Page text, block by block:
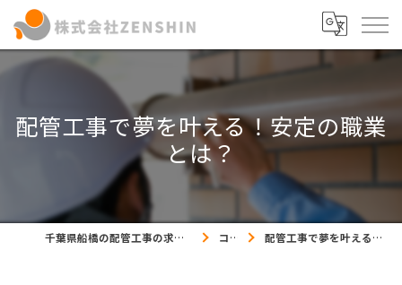
配管工事で夢を叶える！安定の職業
とは？
千葉県船橋の配管工事の求人なら株式会社ZENSHIN コラム 配管工事で夢を叶える！安定の職業とは？